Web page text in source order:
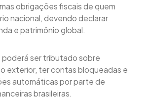
obrigações fiscais de quem
nacional, devendo declarar
e patrimônio global.
poderá ser tributado sobre
exterior, ter contas bloqueadas e
automáticas por parte de
brasileiras.